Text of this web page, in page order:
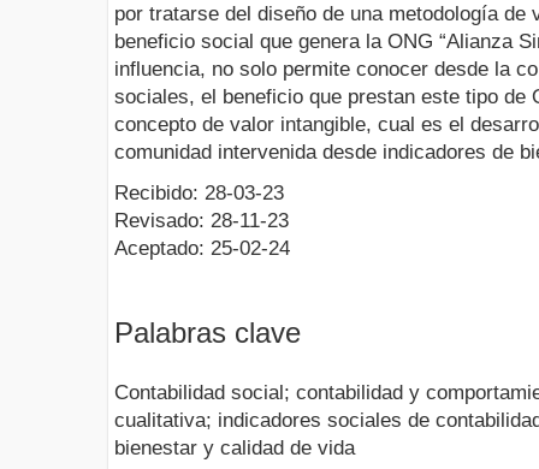
por tratarse del diseño de una metodología
beneficio social que genera la ONG “Alianza
influencia, no solo permite conocer desde la
sociales, el beneficio que prestan este tipo de
concepto de valor intangible, cual es el
comunidad intervenida desde indicadores de
Recibido: 28-03-23
Revisado: 28-11-23
Aceptado: 25-02-24
Palabras clave
Contabilidad social; contabilidad y
cualitativa; indicadores sociales de
bienestar y calidad de vida